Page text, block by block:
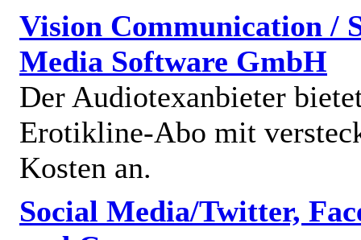
Vision Communication /
Media Software GmbH
Der Audiotexanbieter
Erotikline-Abo mit
Kosten an.
Social Media/Twitter,